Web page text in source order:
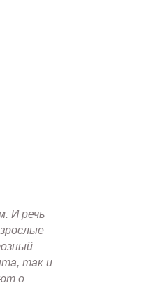
И речь
так и
о